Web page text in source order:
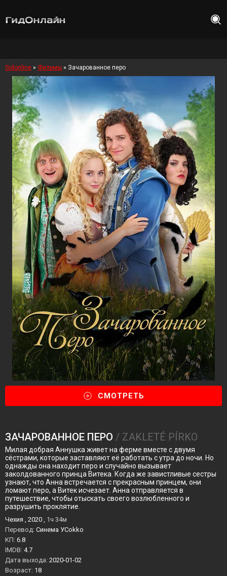
Gidonline » Фильмы » Зачарованное перо
СМОТРЕТЬ
ЗАЧАРОВАННОЕ ПЕРО / ZAKLETÉ PÍRKO
Милая добрая Аннушка живет на ферме вместе с двумя
сёстрами, которые заставляют её работать с утра до ночи. Но
однажды она находит перо и случайно вызывает
заколдованного принца Витека. Когда же завистливые сестры
узнают, что Анна встречается с прекрасным принцем, они
ломают перо, а Витек исчезает. Анна отправляется в
путешествие, чтобы отыскать своего возлюбленного и
разрушить проклятие.
Чехия , 2020 , 1ч 34м
Перевод: Синема УСokko
KП: 6.8
IMDB: 4.7
Дата выхода: 2020-01-02
Возраст: 18